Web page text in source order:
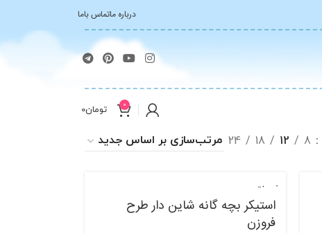
درباره ماتماس باما
0 تومان0
8
12
18
24
فروخت
ه شده
استیکر بچه گانه شاین دار طرح
فروزن